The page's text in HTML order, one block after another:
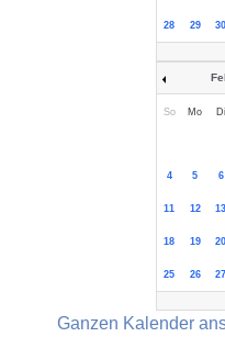
28 29 30
So Mo Di
4 5 6
11 12 13
18 19 20
25 26 27
Ganzen Kalender